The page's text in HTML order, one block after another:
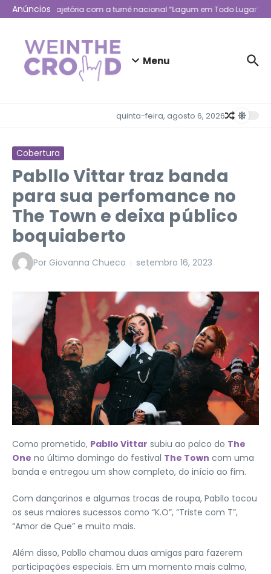
Ir para o conteúdo
Anúncios
celebra trajetória com a turnê nacional “Lagum em Todo Lugar”
Menu
quinta-feira, agosto 6, 2026
Cobertura
Pabllo Vittar traz banda
para sua perfomance no
The Town e deixa público
boquiaberto
Por Giovanna Chueco setembro 16, 2023
Como prometido, Pabllo Vittar subiu ao palco do The
One no último domingo do festival The Town com uma
banda e entregou um show completo, do início ao fim.
Com dançarinos e algumas trocas de roupa, Pabllo tocou
os seus maiores sucessos como “K.O”, “Triste com T”,
“Amor de Que” e muito mais.
Além disso, Pabllo chamou duas amigas para fazerem
participações especiais. Em um momento mais calmo,